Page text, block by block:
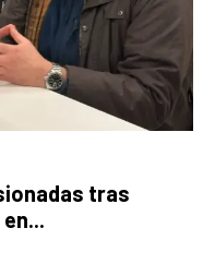
tras